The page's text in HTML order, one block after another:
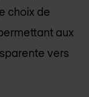
choix de
aux
vers